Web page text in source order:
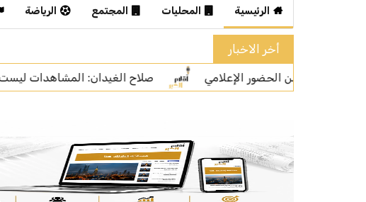
الرئيسية المحليات المجتمع الرياضة
أخر الاخبار
الغيدان: المشاهدات ليست المعيار الوحيد لتقييم جودة المحتوى